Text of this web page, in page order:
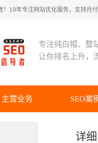
！19年专注网站优化服务，支持月
专注纯白帽、整
让你排名上升，
主营业务 SEO案
详